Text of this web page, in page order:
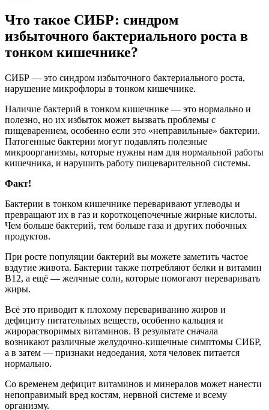
Что такое СИБР: синдром
избыточного бактериального роста в
тонком кишечнике?
СИБР — это синдром избыточного бактериального роста,
нарушение микрофлоры в тонком кишечнике.
Наличие бактерий в тонком кишечнике — это нормально и
полезно, но их избыток может вызвать проблемы с
пищеварением, особенно если это «неправильные» бактерии.
Патогенные бактерии могут подавлять полезные
микроорганизмы, которые нужны нам для нормальной работы
кишечника, и нарушить работу пищеварительной системы.
Факт!
Бактерии в тонком кишечнике переваривают углеводы и
превращают их в газ и короткоцепочечные жирные кислоты.
Чем больше бактерий, тем больше газа и других побочных
продуктов.
При росте популяции бактерий вы можете заметить частое
вздутие живота. Бактерии также потребляют белки и витамин
B12, а ещё — желчные соли, которые помогают переваривать
жиры.
Всё это приводит к плохому перевариванию жиров и
дефициту питательных веществ, особенно кальция и
жирорастворимых витаминов. В результате сначала
возникают различные желудочно-кишечные симптомы СИБР,
а в затем — признаки недоедания, хотя человек питается
нормально.
Со временем дефицит витаминов и минералов может нанести
непоправимый вред костям, нервной системе и всему
организму.